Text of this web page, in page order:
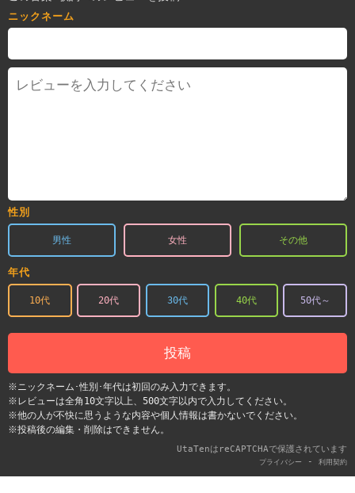
ニックネーム
性別
男性 女性 その他
年代
10代 20代 30代 40代 50代～
投稿
※ニックネーム･性別･年代は初回のみ入力できます。
※レビューは全角10文字以上、500文字以内で入力してください。
※他の人が不快に思うような内容や個人情報は書かないでください。
※投稿後の編集・削除はできません。
UtaTenはreCAPTCHAで保護されています
プライバシー - 利用契約